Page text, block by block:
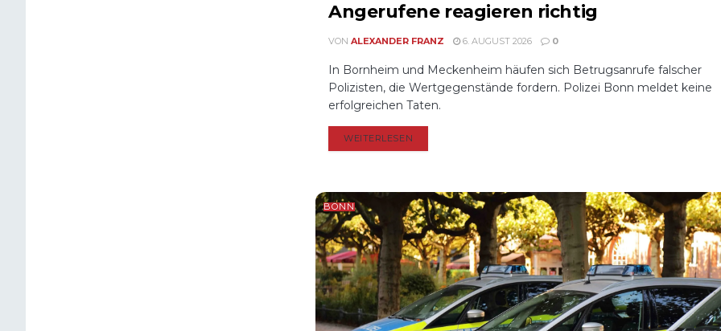
Angerufene reagieren richtig
VON ALEXANDER FRANZ 6. AUGUST 2026 0
In Bornheim und Meckenheim häufen sich Betrugsanrufe falscher
Polizisten, die Wertgegenstände fordern. Polizei Bonn meldet keine
erfolgreichen Taten.
WEITERLESEN
BONN